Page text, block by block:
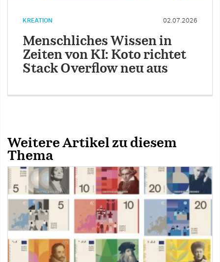
KREATION 02.07.2026
Menschliches Wissen in
Zeiten von KI: Koto richtet
Stack Overflow neu aus
Weitere Artikel zu diesem
Thema